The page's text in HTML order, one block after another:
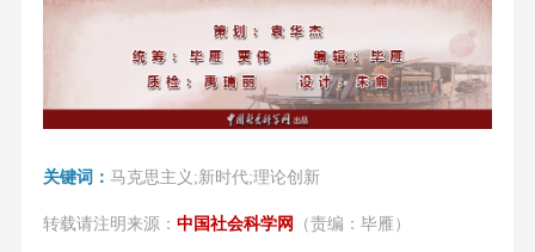
关键词： 马克思主义;新时代;理论创新
转载请注明来源： 中国社会科学网 （责编：毕雁）